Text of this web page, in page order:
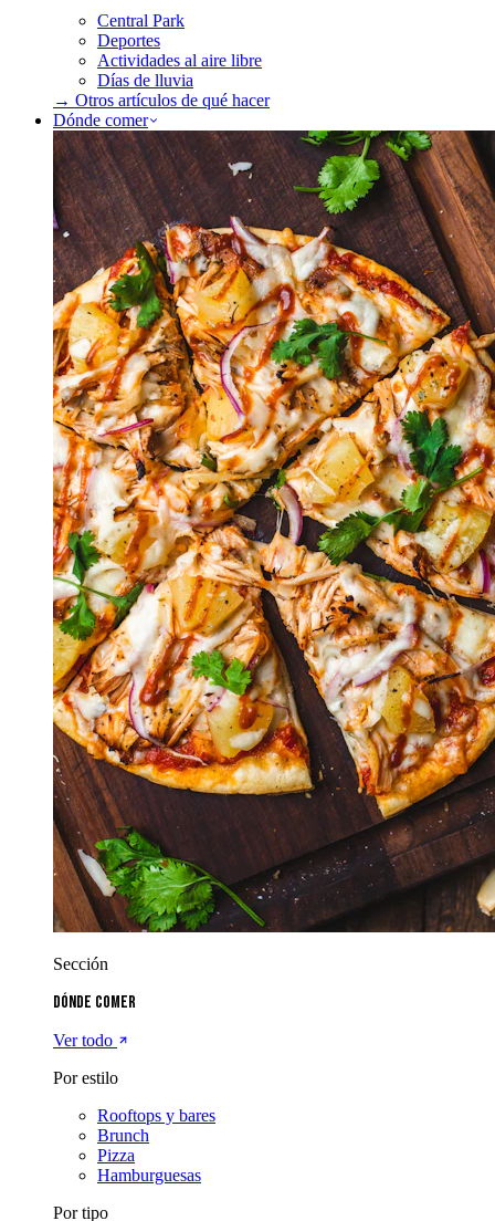
Central Park
Deportes
Actividades al aire libre
Días de lluvia
→ Otros artículos de qué hacer
Dónde comer
Sección
Dónde comer
Ver todo
Por estilo
Rooftops y bares
Brunch
Pizza
Hamburguesas
Por tipo